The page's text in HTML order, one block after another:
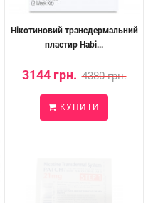
Нікотиновий трансдермальний
пластир Habi...
3144 грн. 4380 грн.
КУПИТИ